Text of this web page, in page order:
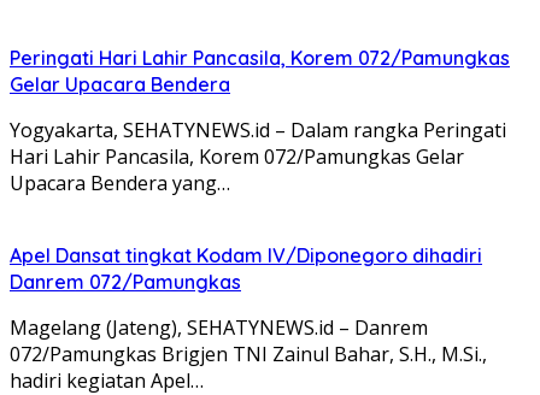
Peringati Hari Lahir Pancasila, Korem 072/Pamungkas
Gelar Upacara Bendera
Yogyakarta, SEHATYNEWS.id – Dalam rangka Peringati
Hari Lahir Pancasila, Korem 072/Pamungkas Gelar
Upacara Bendera yang…
Apel Dansat tingkat Kodam lV/Diponegoro dihadiri
Danrem 072/Pamungkas
Magelang (Jateng), SEHATYNEWS.id – Danrem
072/Pamungkas Brigjen TNI Zainul Bahar, S.H., M.Si.,
hadiri kegiatan Apel…